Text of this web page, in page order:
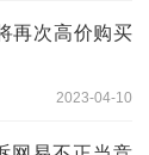
再次高价购买
2023-04-10